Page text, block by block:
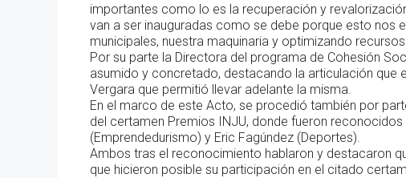
importantes como lo es la recuperación y
van a ser inauguradas como se debe porque esto nos
municipales, nuestra maquinaria y optimizando
Por su parte la Directora del programa de Cohesión
asumido y concretado, destacando la articulación que
Vergara que permitió llevar adelante la misma.
En el marco de este Acto, se procedió también por
del certamen Premios INJU, donde fueron
(Emprendedurismo) y Eric Fagúndez (Deportes).
Ambos tras el reconocimiento hablaron y destacaron
que hicieron posible su participación en el citado